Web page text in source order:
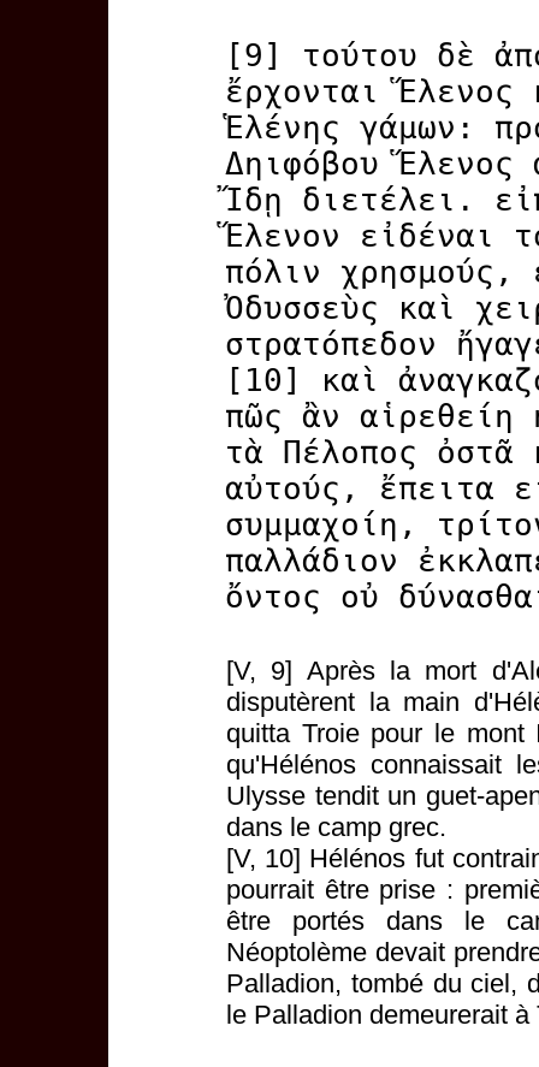
[9] τούτου δὲ
ἔρχονται
Ἑλένης γάμων:
Δηιφόβου Ἕλενος
Ἴδῃ διετέλει.
Ἕλενον εἰδέναι
πόλιν χρησμούς,
Ὀδυσσεὺς καὶ
στρατόπεδον
[10] καὶ
πῶς ἂν αἱρεθείη
τὰ Πέλοπος ὀστᾶ
αὐτούς, ἔπειτα
συμμαχοίη,
παλλάδιον
ὄντος οὐ
[V, 9] Après la mort
disputèrent la main
quitta Troie pour le mont
qu'Hélénos connaissait
Ulysse tendit un guet-
dans le camp grec.
[V, 10] Hélénos fut
pourrait être prise :
être portés dans le
Néoptolème devait
Palladion, tombé du ciel,
le Palladion demeurerait